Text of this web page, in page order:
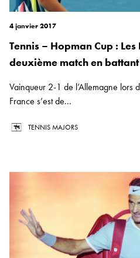
4 janvier 2017
Tennis – Hopman Cup :
deuxième match en
Vainqueur 2-1 de l’Allemagne lors
France s’est de...
TENNIS MAJORS